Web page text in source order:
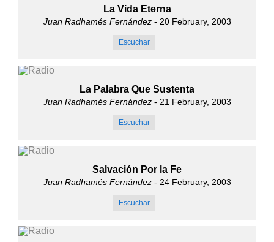
La Vida Eterna
Juan Radhamés Fernández- 20 February, 2003
Escuchar
La Palabra Que Sustenta
Juan Radhamés Fernández- 21 February, 2003
Escuchar
Salvación Por la Fe
Juan Radhamés Fernández- 24 February, 2003
Escuchar